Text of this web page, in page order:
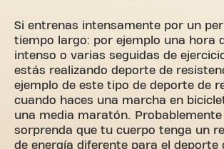
Si entrenas intensamente por un
tiempo largo: por ejemplo una hora
intenso o varias seguidas de
estás realizando deporte de
ejemplo de este tipo de deporte de
cuando haces una marcha en
una media maratón.
sorprenda que tu cuerpo tenga un
de energía diferente para el deporte